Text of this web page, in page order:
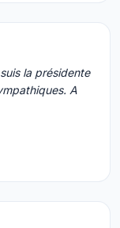
la présidente
A